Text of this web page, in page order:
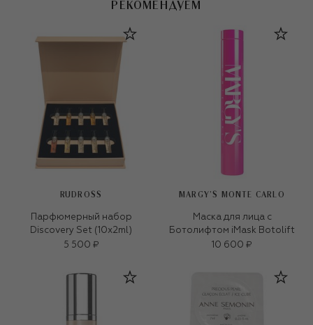
РЕКОМЕНДУЕМ
RUDROSS
Парфюмерный набор
Discovery Set (10x2ml)
5 500 ₽
MARGY’S MONTE CARLO
Маска для лица с
Ботолифтом iMask Botolift
10 600 ₽